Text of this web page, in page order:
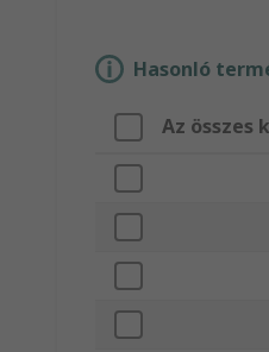
Hasonló
Az összes